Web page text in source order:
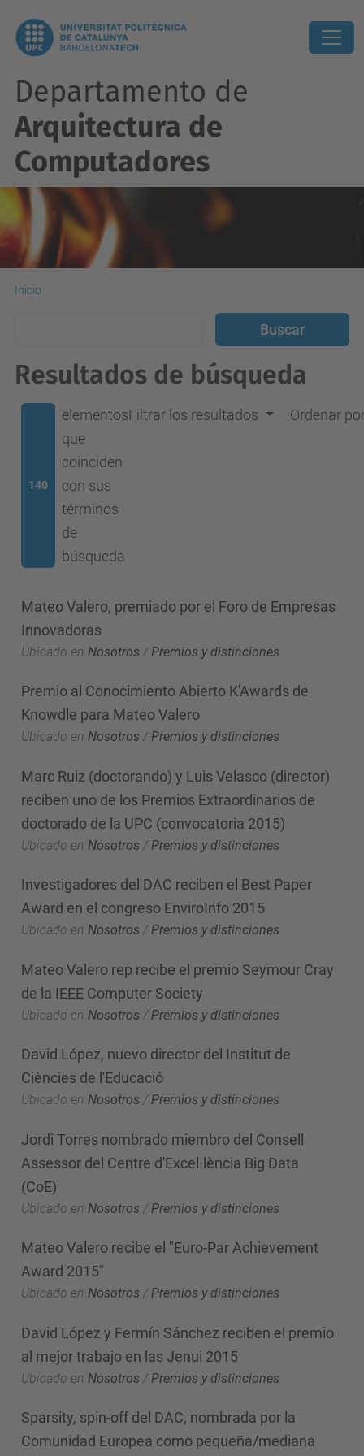
Departamento de
Arquitectura de
Computadores
Inicio
Resultados de búsqueda
140
elementos
que
coinciden
con sus
términos
de
búsqueda
Filtrar los resultados Ordenar
Mateo Valero, premiado por el Foro de Empresas
Innovadoras
Ubicado en Nosotros / Premios y distinciones
Premio al Conocimiento Abierto K'Awards de
Knowdle para Mateo Valero
Ubicado en Nosotros /Premios y distinciones
Marc Ruiz (doctorando) y Luis Velasco (director)
reciben uno de los Premios Extraordinarios de
doctorado de la UPC (convocatoria 2015)
Ubicado en Nosotros / Premios y distinciones
Investigadores del DAC reciben el Best Paper
Award en el congreso EnviroInfo 2015
Ubicado en Nosotros /Premios y distinciones
Mateo Valero rep recibe el premio Seymour Cray
de la IEEE Computer Society
Ubicado en Nosotros / Premios y distinciones
David López, nuevo director del Institut de
Ciències de l'Educació
Ubicado en Nosotros /Premios y distinciones
Jordi Torres nombrado miembro del Consell
Assessor del Centre d'Excel·lència Big Data
(CoE)
Ubicado en Nosotros / Premios y distinciones
Mateo Valero recibe el "Euro-Par Achievement
Award 2015"
Ubicado en Nosotros /Premios y distinciones
David López y Fermín Sánchez reciben el premio
al mejor trabajo en las Jenui 2015
Ubicado en Nosotros / Premios y distinciones
Sparsity, spin-off del DAC, nombrada por la
Comunidad Europea como pequeña/mediana